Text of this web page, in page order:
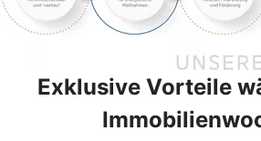
Exklusive Vorteile